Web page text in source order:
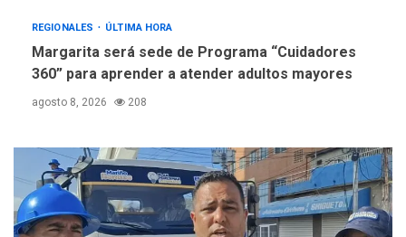
REGIONALES ÚLTIMA HORA
Margarita será sede de Programa “Cuidadores
360” para aprender a atender adultos mayores
agosto 8, 2026 208